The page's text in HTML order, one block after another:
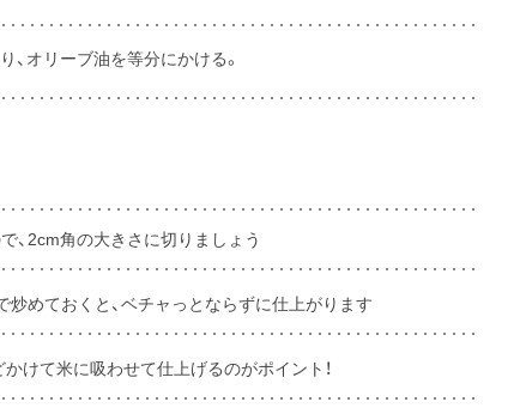
、オリーブ油を等分にかける。
、2cm角の大きさに切りましょう
炒めておくと、ベチャっとならずに仕上がります
けて米に吸わせて仕上げるのがポイント！